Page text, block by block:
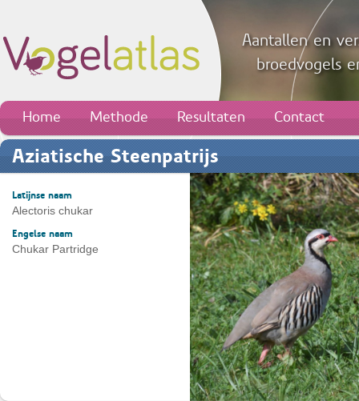
Aantallen en
broedvogels
Home Methode Resultaten Contact
Aziatische Steenpatrijs
Latijnse naam
Alectoris chukar
Engelse naam
Chukar Partridge